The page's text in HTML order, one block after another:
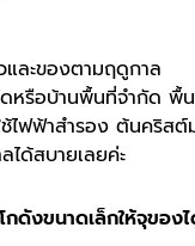
ละของตามฤดูกาล
หรือบ้านพื้นที่จำกัด พื้น
ช้ไฟฟ้าสำรอง ต้นคริ
ได้สบายเลยค่ะ
ดังขนาดเล็กให้จุของ